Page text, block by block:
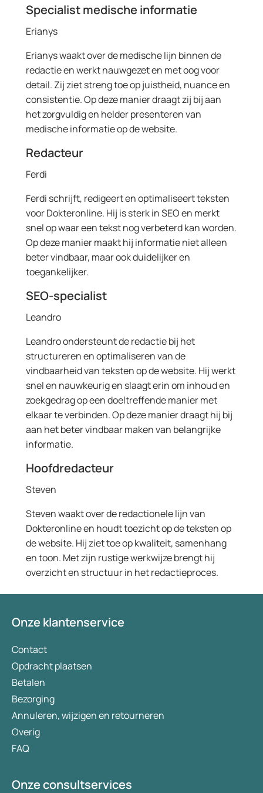
Specialist medische informatie
Erianys
Erianys waakt over de medische lijn binnen de
redactie en werkt nauwgezet en met oog voor
detail. Zij ziet streng toe op juistheid, nuance en
consistentie. Op deze manier draagt zij bij aan
het zorgvuldig en helder presenteren van
medische informatie op de website.
Redacteur
Ferdi
Ferdi schrijft, redigeert en optimaliseert teksten
voor Dokteronline. Hij is sterk in SEO en merkt
snel op waar een tekst nog verbeterd kan worden.
Op deze manier maakt hij informatie niet alleen
beter vindbaar, maar ook duidelijker en
toegankelijker.
SEO-specialist
Leandro
Leandro ondersteunt de redactie bij het
structureren en optimaliseren van de
vindbaarheid van teksten op de website. Hij werkt
snel en nauwkeurig en slaagt erin om inhoud en
zoekgedrag op een doeltreffende manier met
elkaar te verbinden. Op deze manier draagt hij bij
aan het beter vindbaar maken van belangrijke
informatie.
Hoofdredacteur
Steven
Steven waakt over de redactionele lijn van
Dokteronline en houdt toezicht op de teksten op
de website. Hij ziet toe op kwaliteit, samenhang
en toon. Met zijn rustige werkwijze brengt hij
overzicht en structuur in het redactieproces.
Onze klantenservice
Contact
Opdracht plaatsen
Betalen
Bezorging
Annuleren, wijzigen en retourneren
Overig
FAQ
Onze consultservices